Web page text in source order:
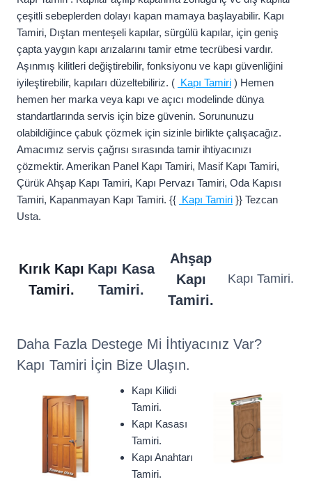
çeşitli sebeplerden dolayı kapan mamaya başlayabilir. Kapı
Tamiri, Dıştan menteşeli kapılar, sürgülü kapılar, için geniş
çapta yaygın kapı arızalarını tamir etme tecrübesi vardır.
Aşınmış kilitleri değiştirebilir, fonksiyonu ve kapı güvenliğini
iyileştirebilir, kapıları düzeltebiliriz. ( Kapı Tamiri ) Hemen
hemen her marka veya kapı ve açıcı modelinde dünya
standartlarında servis için bize güvenin. Sorununuzu
olabildiğince çabuk çözmek için sizinle birlikte çalışacağız.
Amacımız servis çağrısı sırasında tamir ihtiyacınızı
çözmektir. Amerikan Panel Kapı Tamiri, Masif Kapı Tamiri,
Çürük Ahşap Kapı Tamiri, Kapı Pervazı Tamiri, Oda Kapısı
Tamiri, Kapanmayan Kapı Tamiri. {{ Kapı Tamiri }} Tezcan
Usta.
Kırık Kapı
Tamiri.
Kapı Kasa
Tamiri.
Ahşap
Kapı
Tamiri.
Kapı Tamiri.
Daha Fazla Destege Mi İhtiyacınız Var?
Kapı Tamiri İçin Bize Ulaşın.
Kapı Kilidi
Tamiri.
Kapı Kasası
Tamiri.
Kapı Anahtarı
Tamiri.